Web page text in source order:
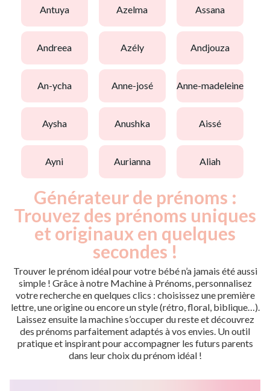
antuya azelma assana
andreea azély andjouza
an-ycha anne-josé anne-madeleine
aysha anushka aissé
ayni aurianna aliah
Générateur de prénoms :
Trouvez des prénoms uniques
et originaux en quelques
secondes !
Trouver le prénom idéal pour votre bébé n’a jamais été aussi
simple ! Grâce à notre Machine à Prénoms, personnalisez
votre recherche en quelques clics : choisissez une première
lettre, une origine ou encore un style (rétro, floral, biblique…).
Laissez ensuite la machine s’occuper du reste et découvrez
des prénoms parfaitement adaptés à vos envies. Un outil
pratique et inspirant pour accompagner les futurs parents
dans leur choix du prénom idéal !